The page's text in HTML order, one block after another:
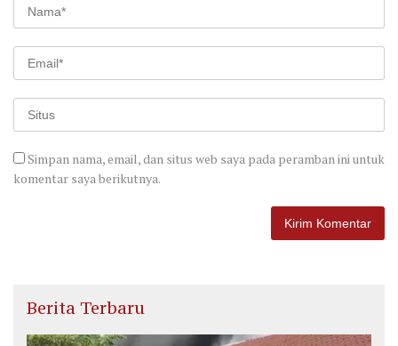
Simpan nama, email, dan situs web saya pada peramban ini untuk
komentar saya berikutnya.
Berita Terbaru